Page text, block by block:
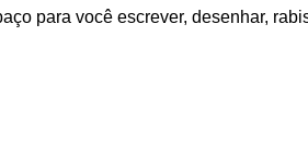
para você escrever, desenhar,